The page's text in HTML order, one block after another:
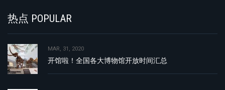
热点 POPULAR
MAR, 31, 2020
开馆啦！全国各大博物馆开放时间汇总